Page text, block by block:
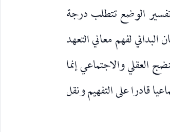
تفسير الوضع تتطلب درجة
لفهم معاني التعهد
العقلي والاجتماعي إنما
قادرا على التفهيم ونقل